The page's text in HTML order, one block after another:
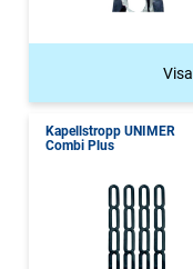
Visa
Kapellstropp UNIMER
Combi Plus